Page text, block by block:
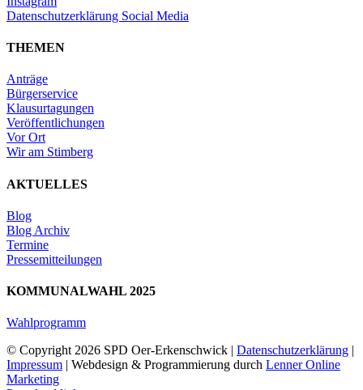
Datenschutzerklärung Social Media
THEMEN
Anträge
Bürgerservice
Klausurtagungen
Veröffentlichungen
Vor Ort
Wir am Stimberg
AKTUELLES
Blog
Blog Archiv
Termine
Pressemitteilungen
KOMMUNALWAHL 2025
Wahlprogramm
© Copyright2026 SPD Oer-Erkenschwick | Datenschutzerklärung
Impressum | Webdesign & Programmierung durch Lenner Online
Marketing